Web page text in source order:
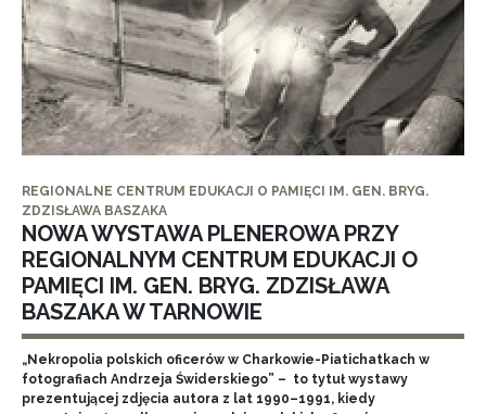
REGIONALNE CENTRUM EDUKACJI O PAMIĘCI IM. GEN. BRYG.
ZDZISŁAWA BASZAKA
NOWA WYSTAWA PLENEROWA PRZY
REGIONALNYM CENTRUM EDUKACJI O
PAMIĘCI IM. GEN. BRYG. ZDZISŁAWA
BASZAKA W TARNOWIE
„Nekropolia polskich oficerów w Charkowie-Piatichatkach w
fotografiach Andrzeja Świderskiego” – to tytuł wystawy
prezentującej zdjęcia autora z lat 1990–1991, kiedy